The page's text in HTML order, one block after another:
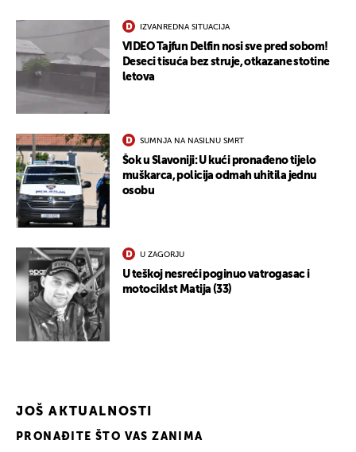
IZVANREDNA SITUACIJA
VIDEO Tajfun Delfin nosi sve pred sobom!
Deseci tisuća bez struje, otkazane stotine
letova
SUMNJA NA NASILNU SMRT
Šok u Slavoniji: U kući pronađeno tijelo
muškarca, policija odmah uhitila jednu
osobu
U ZAGORJU
U teškoj nesreći poginuo vatrogasac i
motociklst Matija (33)
JOŠ AKTUALNOSTI
PRONAĐITE ŠTO VAS ZANIMA